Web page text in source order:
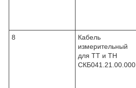
8
Кабель
измерительный
для ТТ и ТН
СКБ041.21.00.000